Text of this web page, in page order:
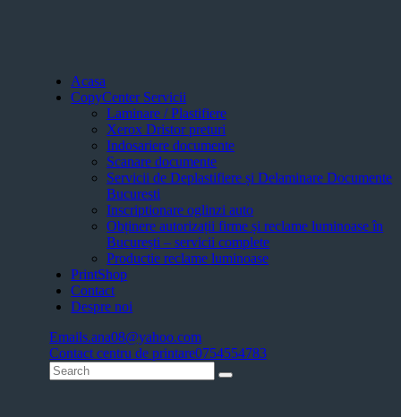
Acasa
CopyCenter Servicii
Laminare / Plastifiere
Xerox Dristor preturi
Indosariere documente
Scanare documente
Servicii de Deplastifiere și Delaminare Documente
Bucuresti
Inscriptionare oglinzi auto
Obținere autorizații firme și reclame luminoase în
București – servicii complete
Productie reclame luminoase
PrintShop
Contact
Despre noi
Emails.ana08@yahoo.com
Contact centru de printare0754554783